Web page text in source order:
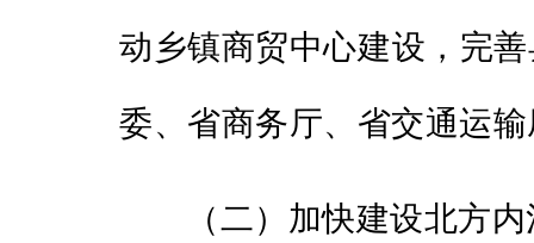
动乡镇商贸中心建设，完
委、省商务厅、省交通运
（二）加快建设北方